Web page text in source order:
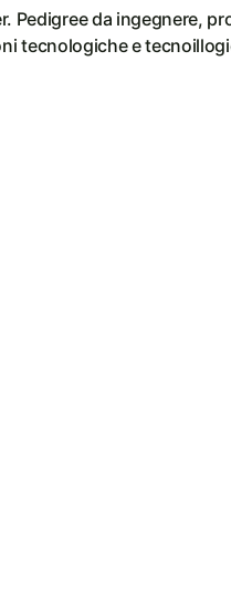
da ingegnere,
tecnologiche e